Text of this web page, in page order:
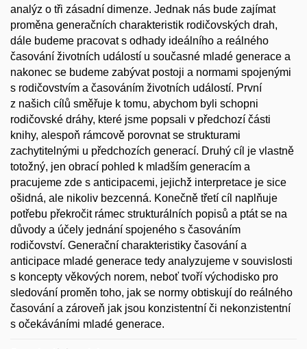
analýz o tři zásadní dimenze. Jednak nás bude zajímat
proměna generačních charakteristik rodičovských drah,
dále budeme pracovat s odhady ideálního a reálného
časování životních událostí u současné mladé generace a
nakonec se budeme zabývat postoji a normami spojenými
s rodičovstvím a časováním životních událostí. První
z našich cílů směřuje k tomu, abychom byli schopni
rodičovské dráhy, které jsme popsali v předchozí části
knihy, alespoň rámcově porovnat se strukturami
zachytitelnými u předchozích generací. Druhý cíl je vlastně
totožný, jen obrací pohled k mladším generacím a
pracujeme zde s anticipacemi, jejichž interpretace je sice
ošidná, ale nikoliv bezcenná. Konečně třetí cíl naplňuje
potřebu překročit rámec strukturálních popisů a ptát se na
důvody a účely jednání spojeného s časováním
rodičovství. Generační charakteristiky časování a
anticipace mladé generace tedy analyzujeme v souvislosti
s koncepty věkových norem, neboť tvoří východisko pro
sledování proměn toho, jak se normy obtiskují do reálného
časování a zároveň jak jsou konzistentní či nekonzistentní
s očekáváními mladé generace.